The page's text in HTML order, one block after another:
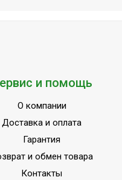
и помощь
О компании
Доставка и оплата
Гарантия
и обмен товара
Контакты